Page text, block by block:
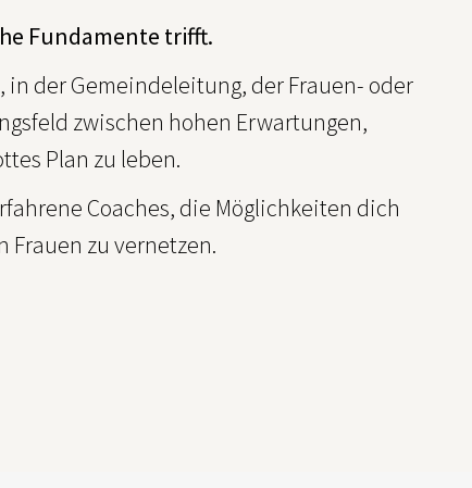
Fundamente trifft.
der Gemeindeleitung, der Frauen- oder
zwischen hohen Erwartungen,
Plan zu leben.
Coaches, die Möglichkeiten dich
zu vernetzen.